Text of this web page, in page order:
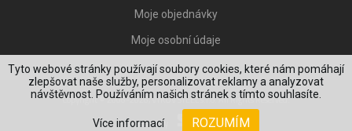
Tyto webové stránky používají soubory cookies, které nám pomáhají
zlepšovat naše služby, personalizovat reklamy a analyzovat
návštěvnost. Používáním našich stránek s tímto souhlasíte.
Více informací ROZUMÍM
Moje objednávky
Moje osobní údaje
Copyright © 2006-2026, VYKOV STEEL s.r.o. All Rights Reserved.
Created by